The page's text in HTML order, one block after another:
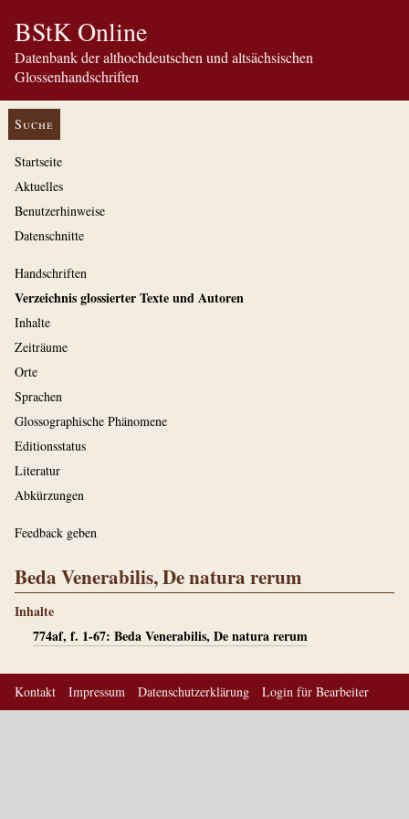
BStK Online
Datenbank der althochdeutschen und altsächsischen
Glossenhandschriften
Suche
Startseite
Aktuelles
Benutzerhinweise
Datenschnitte
Handschriften
Verzeichnis glossierter Texte und Autoren
Inhalte
Zeiträume
Orte
Sprachen
Glossographische Phänomene
Editionsstatus
Literatur
Abkürzungen
Feedback geben
Beda Venerabilis, De natura rerum
Inhalte
774af, f. 1-67: Beda Venerabilis, De natura rerum
Kontakt Impressum Datenschutzerklärung Login für Bearbeiter